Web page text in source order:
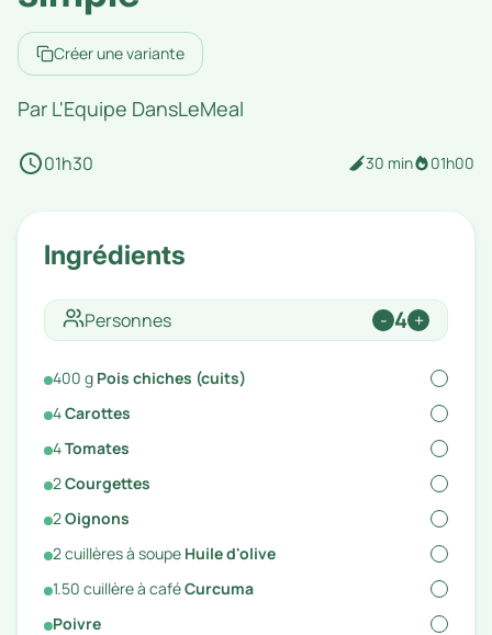
Créer une variante
Par L'Equipe DansLeMeal
01h30 30 min 01h00
Ingrédients
Personnes - 4 +
400 g Pois chiches (cuits)
4Carottes
4Tomates
2Courgettes
2Oignons
2cuillères à soupe Huile d'olive
1.50 cuillère à caféCurcuma
Poivre